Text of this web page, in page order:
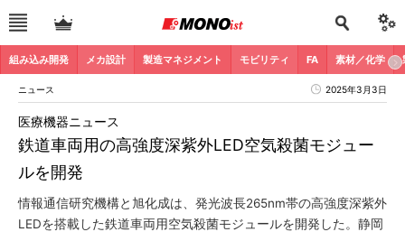
組み込み開発 メカ設計 製造マネジメント モビリティ FA 素材／化学
ニュース 2025年3月3日
鉄道車両用の高強度深紫外LED空気殺菌モジュー
ルを開発
医療機器ニュース
情報通信研究機構と旭化成は、発光波長265nm帯の高強度深紫外
LEDを搭載した鉄道車両用空気殺菌モジュールを開発した。静岡